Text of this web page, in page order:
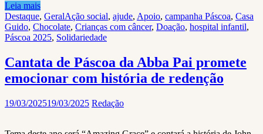
Leia mais
Destaque, GeralAção social, ajude, Apoio, campanha Páscoa, Casa
Guido, Chocolate, Crianças com câncer, Doação, hospital infantil,
Páscoa 2025, Solidariedade
Cantata de Páscoa da Abba Pai promete
emocionar com história de redenção
19/03/202519/03/2025 Redação